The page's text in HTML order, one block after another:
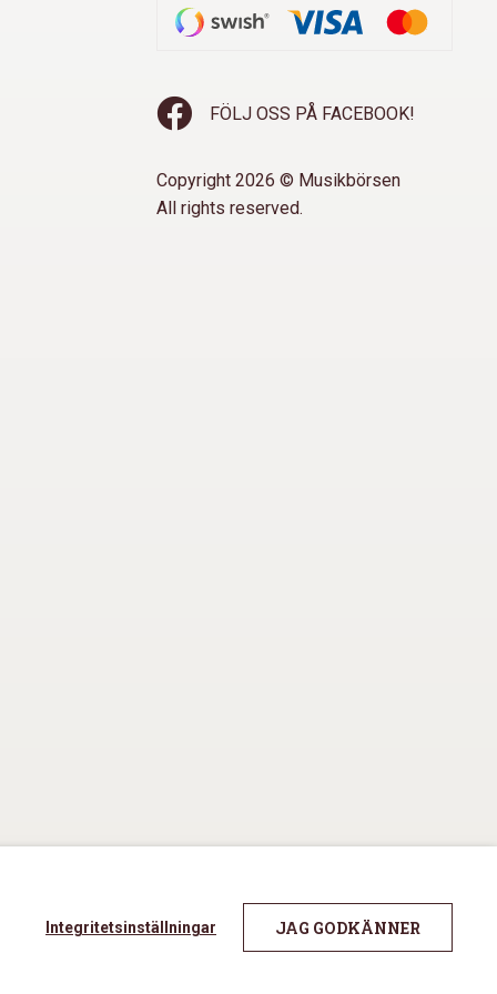
FÖLJ OSS PÅ FACEBOOK!
Copyright 2026 © Musikbörsen
All rights reserved.
Integritetsinställningar JAG GODKÄNNER